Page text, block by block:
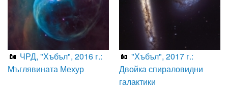
ЧРД, "Хъбъл", 2016 г.:
Мъглявината Мехур
"Хъбъл", 2017 г.:
Двойка спираловидни
галактики